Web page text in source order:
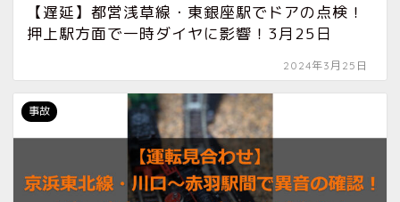
【遅延】都営浅草線・東銀座駅でドアの点検！
押上駅方面で一時ダイヤに影響！3月25日
2024年3月25日
事故